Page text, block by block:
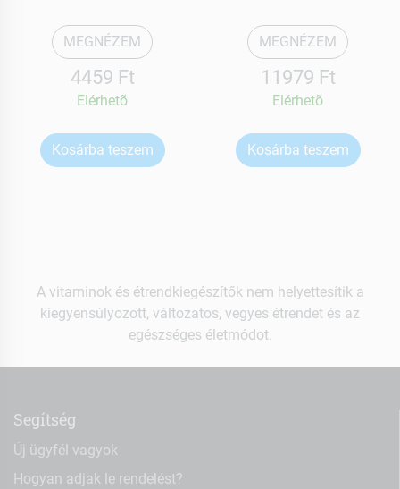
MEGNÉZEM
4459 Ft
Elérhetõ
Kosárba teszem
MEGNÉZEM
11979 Ft
Elérhetõ
Kosárba teszem
A vitaminok és étrendkiegészítők nem helyettesítik a
kiegyensúlyozott, változatos, vegyes étrendet és az
egészséges életmódot.
Segítség
Új ügyfél vagyok
Hogyan adjak le rendelést?